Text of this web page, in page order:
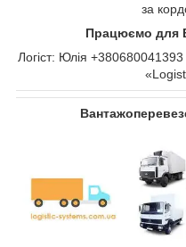
за
Працюємо для
Логіст: Юлія